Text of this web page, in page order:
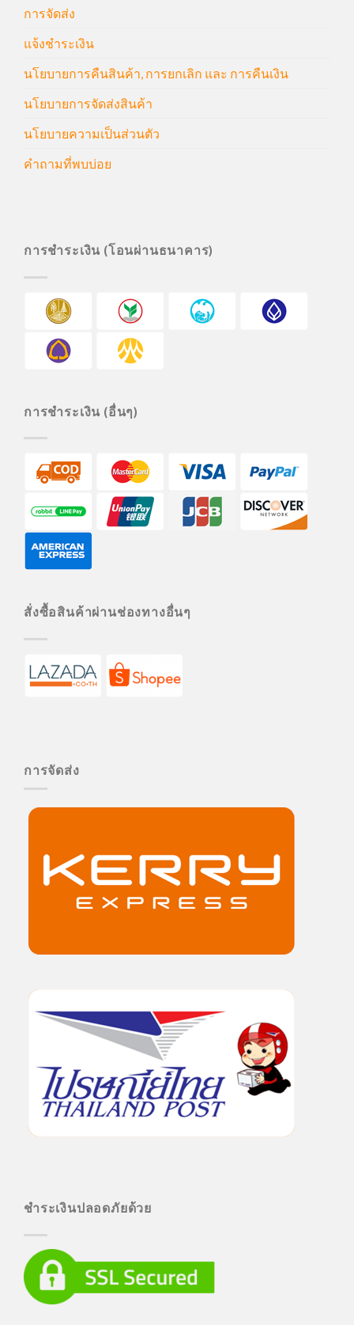
การจัดส่ง
แจ้งชำระเงิน
นโยบายการคืนสินค้า, การยกเลิก และ การคืนเงิน
นโยบายการจัดส่งสินค้า
นโยบายความเป็นส่วนตัว
คำถามที่พบบ่อย
การชำระเงิน (โอนผ่านธนาคาร)
การชำระเงิน (อื่นๆ)
สั่งซื้อสินค้าผ่านช่องทางอื่นๆ
การจัดส่ง
ชำระเงินปลอดภัยด้วย